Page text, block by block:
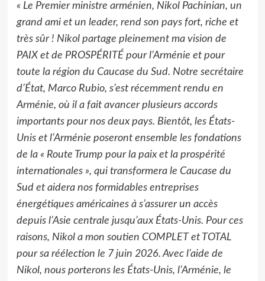
« Le Premier ministre arménien, Nikol Pachinian, un
grand ami et un leader, rend son pays fort, riche et
très sûr ! Nikol partage pleinement ma vision de
PAIX et de PROSPÉRITÉ pour l’Arménie et pour
toute la région du Caucase du Sud. Notre secrétaire
d’État, Marco Rubio, s’est récemment rendu en
Arménie, où il a fait avancer plusieurs accords
importants pour nos deux pays. Bientôt, les États-
Unis et l’Arménie poseront ensemble les fondations
de la « Route Trump pour la paix et la prospérité
internationales », qui transformera le Caucase du
Sud et aidera nos formidables entreprises
énergétiques américaines à s’assurer un accès
depuis l’Asie centrale jusqu’aux États-Unis. Pour ces
raisons, Nikol a mon soutien COMPLET et TOTAL
pour sa réélection le 7 juin 2026. Avec l’aide de
Nikol, nous porterons les États-Unis, l’Arménie, le